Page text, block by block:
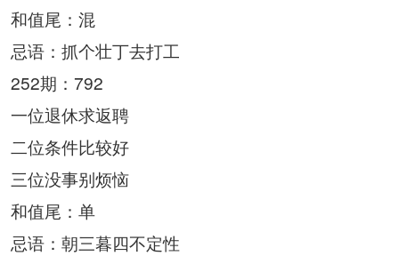
和值尾：混
忌语：抓个壮丁去打工
252期：792
一位退休求返聘
二位条件比较好
三位没事别烦恼
和值尾：单
忌语：朝三暮四不定性